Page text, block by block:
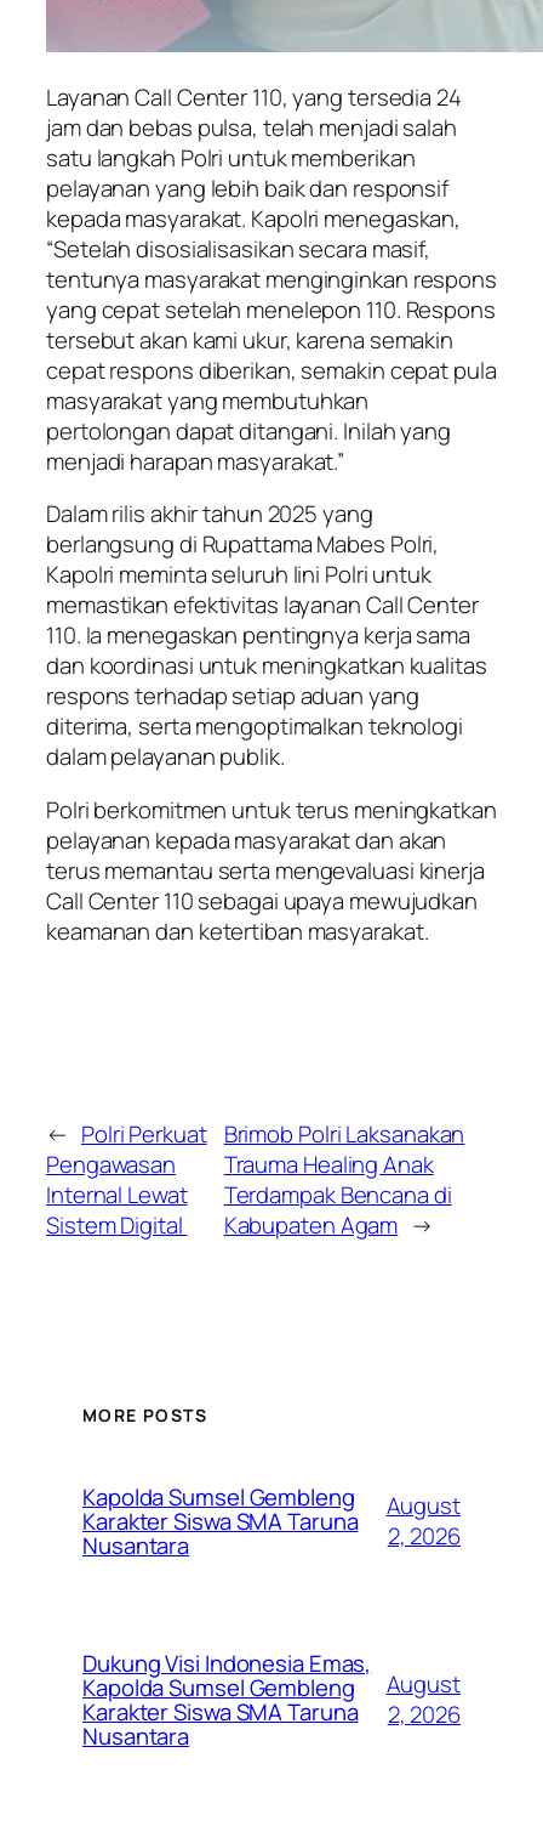
Layanan Call Center 110, yang tersedia 24
jam dan bebas pulsa, telah menjadi salah
satu langkah Polri untuk memberikan
pelayanan yang lebih baik dan responsif
kepada masyarakat. Kapolri menegaskan,
“Setelah disosialisasikan secara masif,
tentunya masyarakat menginginkan respons
yang cepat setelah menelepon 110. Respons
tersebut akan kami ukur, karena semakin
cepat respons diberikan, semakin cepat pula
masyarakat yang membutuhkan
pertolongan dapat ditangani. Inilah yang
menjadi harapan masyarakat.”
Dalam rilis akhir tahun 2025 yang
berlangsung di Rupattama Mabes Polri,
Kapolri meminta seluruh lini Polri untuk
memastikan efektivitas layanan Call Center
110. Ia menegaskan pentingnya kerja sama
dan koordinasi untuk meningkatkan kualitas
respons terhadap setiap aduan yang
diterima, serta mengoptimalkan teknologi
dalam pelayanan publik.
Polri berkomitmen untuk terus meningkatkan
pelayanan kepada masyarakat dan akan
terus memantau serta mengevaluasi kinerja
Call Center 110 sebagai upaya mewujudkan
keamanan dan ketertiban masyarakat.
← Polri Perkuat
Pengawasan
Internal Lewat
Sistem Digital
Brimob Polri Laksanakan
Trauma Healing Anak
Terdampak Bencana di
Kabupaten Agam →
MORE POSTS
Kapolda Sumsel Gembleng
Karakter Siswa SMA Taruna
Nusantara
August
2, 2026
Dukung Visi Indonesia Emas,
Kapolda Sumsel Gembleng
Karakter Siswa SMA Taruna
Nusantara
August
2, 2026